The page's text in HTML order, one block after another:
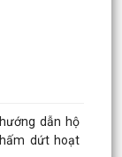
nghiệp năm